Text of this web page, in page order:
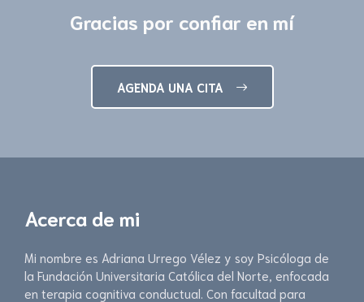
Gracias por confiar en mí
AGENDA UNA CITA
Acerca de mi
Mi nombre es Adriana Urrego Vélez y soy Psicóloga de
la Fundación Universitaria Católica del Norte, enfocada
en terapia cognitiva conductual. Con facultad para